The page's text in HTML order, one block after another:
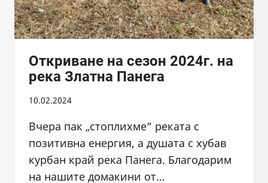
Откриване на сезон 2024г. на
река Златна Панега
10.02.2024
Вчера пак „стоплихме“ реката с
позитивна енергия, а душата с хубав
курбан край река Панега. Благодарим
на нашите домакини от…